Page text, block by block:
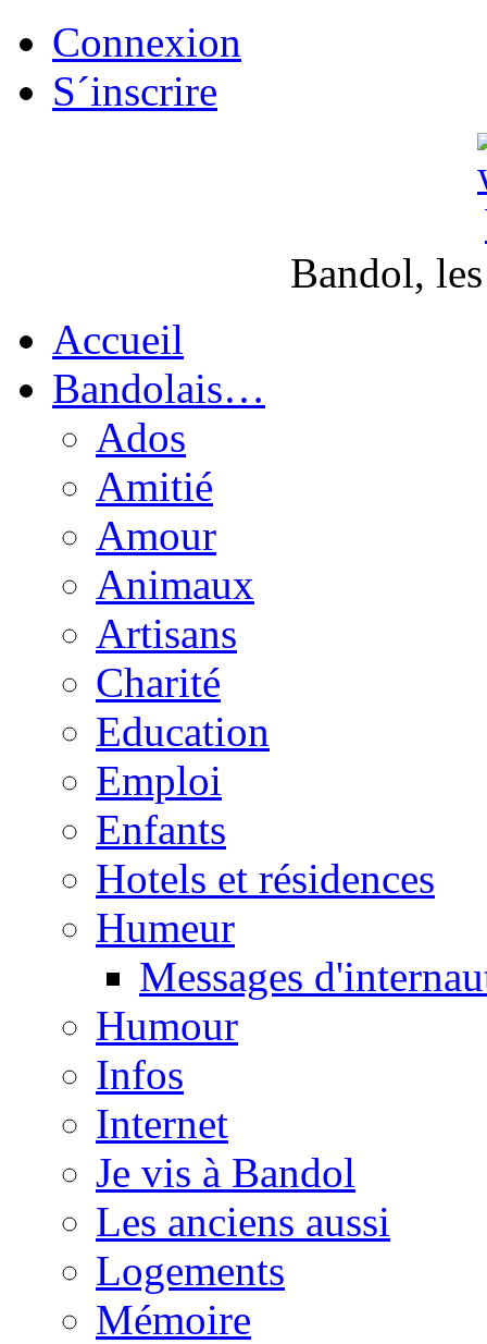
Connexion
S´inscrire
Bandol,
Accueil
Bandolais…
Ados
Amitié
Amour
Animaux
Artisans
Charité
Education
Emploi
Enfants
Hotels et résidences
Humeur
Messages
Humour
Infos
Internet
Je vis à Bandol
Les anciens aussi
Logements
Mémoire